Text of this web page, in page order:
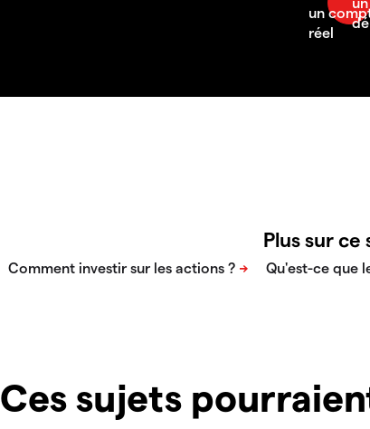
Plus sur ce
Ces sujets